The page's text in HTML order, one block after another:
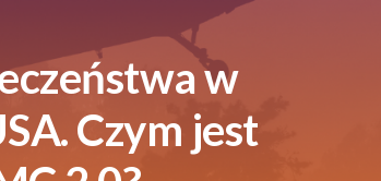
w
Czym jest